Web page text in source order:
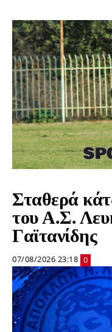
Σταθερά
του Α.Σ.
Γαϊτανίδης
07/08/2026 23:18 0